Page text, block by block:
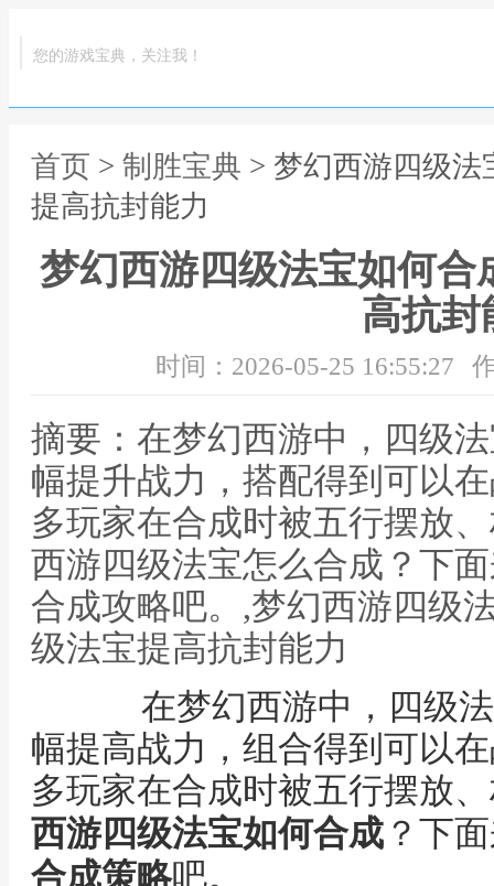
您的游戏宝典，关注我！
首页 > 制胜宝典 > 梦幻西游四级
提高抗封能力
梦幻西游四级法宝如何合
高抗封
时间：2026-05-25 16:55:27
摘要：在梦幻西游中，四级
幅提升战力，搭配得到可以
多玩家在合成时被五行摆放
西游四级法宝怎么合成？下
合成攻略吧。,梦幻西游四级
级法宝提高抗封能力
在梦幻西游中，四级法
幅提高战力，组合得到可以
多玩家在合成时被五行摆放
西游四级法宝如何合成 ？下
合成策略吧。